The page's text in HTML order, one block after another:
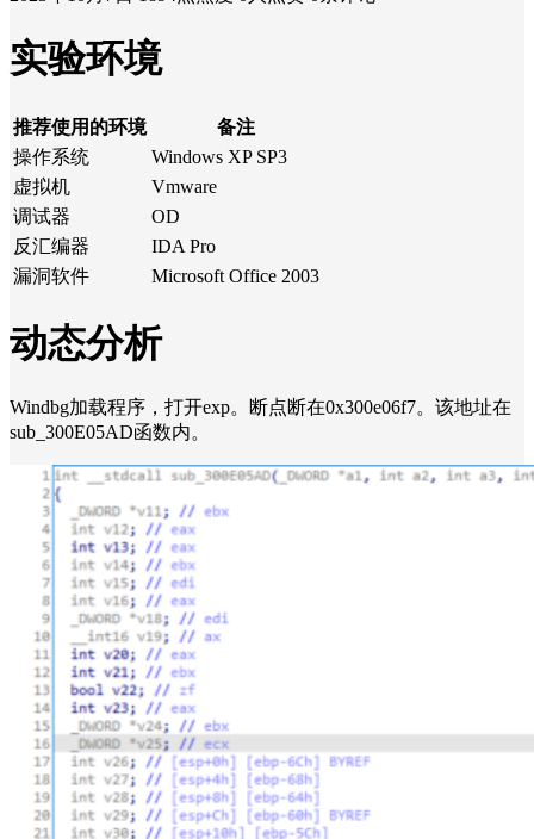
实验环境
推荐使用的环境
备注
操作系统
Windows XP SP3
虚拟机
Vmware
调试器
OD
反汇编器
IDA Pro
漏洞软件
Microsoft Office 2003
动态分析
Windbg加载程序，打开exp。断点断在0x300e06f7。该地址在
sub_300E05AD函数内。